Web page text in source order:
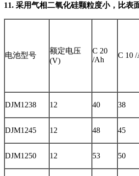
11. 采用气相二氧化硅颗粒度小，比表
电池型号
额定电压
(V)
C 20
/Ah
C 10 /
DJM1238 12 40 38
DJM1245 12 48 45
DJM1250 12 53 50